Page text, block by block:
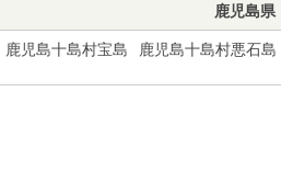
鹿児島県
鹿児島十島村宝島 鹿児島十島村悪石島